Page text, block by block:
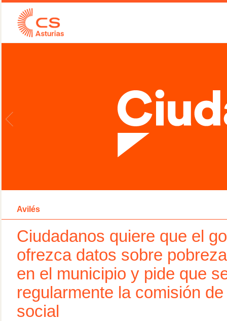
Avilés
Ciudadanos quiere que el
ofrezca datos sobre
en el municipio y pide que
regularmente la comisión
social